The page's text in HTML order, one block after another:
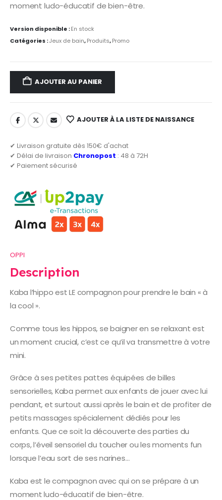
moment ludo-éducatif de bien-être.
Version disponible :En stock
Catégories :Jeux de bain,Produits,Promo
AJOUTER AU PANIER
AJOUTER À LA LISTE DE NAISSANCE
✔ Livraison gratuite dès 150€ d'achat
✔ Délai de livraison Chronopost : 48 à 72H
✔ Paiement sécurisé
OPPI
Description
Kaba l’hippo est LE compagnon pour prendre le bain « à
la cool ».
Comme tous les hippos, se baigner en se relaxant est
un moment crucial, c’est ce qu’il va transmettre à votre
mini.
Grâce à ses petites pattes équipées de billes
sensorielles, Kaba permet aux enfants de jouer avec lui
pendant, et surtout aussi après le bain et de profiter de
petits massages spécialement dédiés pour les
enfants. Que ce soit la découverte des parties du
corps, l’éveil sensoriel du toucher ou les moments fun
lorsque l’eau sort de ses narines…
Kaba est le compagnon avec qui on se prépare à un
moment ludo-éducatif de bien-être.